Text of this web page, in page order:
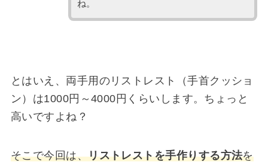
ね。
とはいえ、両手用のリストレスト（手首クッショ
ン）は1000円～4000円くらいします。ちょっと
高いですよね？
そこで今回は、リストレストを手作りする方法を